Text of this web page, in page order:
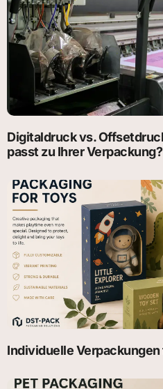
Digitaldruck vs.
passt zu Ihrer Verpackung?
Individuelle